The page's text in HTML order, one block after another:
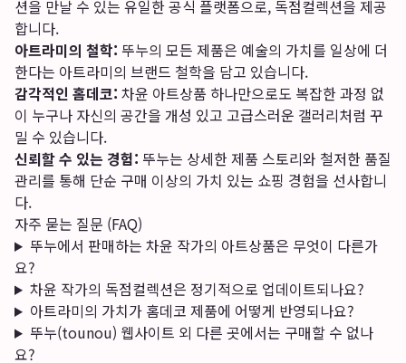
션을 만날 수 있는 유일한 공식 플랫폼으로, 독점컬렉션을 제공
합니다.
아트라미의 철학: 뚜누의 모든 제품은 예술의 가치를 일상에 더
한다는 아트라미의 브랜드 철학을 담고 있습니다.
감각적인 홈데코: 차윤 아트상품 하나만으로도 복잡한 과정 없
이 누구나 자신의 공간을 개성 있고 고급스러운 갤러리처럼 꾸
밀 수 있습니다.
신뢰할 수 있는 경험: 뚜누는 상세한 제품 스토리와 철저한 품질
관리를 통해 단순 구매 이상의 가치 있는 쇼핑 경험을 선사합니
다.
자주 묻는 질문 (FAQ)
뚜누에서 판매하는 차윤 작가의 아트상품은 무엇이 다른가
요?
차윤 작가의 독점컬렉션은 정기적으로 업데이트되나요?
아트라미의 가치가 홈데코 제품에 어떻게 반영되나요?
뚜누(tounou) 웹사이트 외 다른 곳에서는 구매할 수 없나
요?